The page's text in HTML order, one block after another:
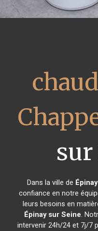
sur
Dans la ville de
confiance en notre
leurs besoins en
Épinay sur Seine.
intervenir 24h/24 et 7j/7